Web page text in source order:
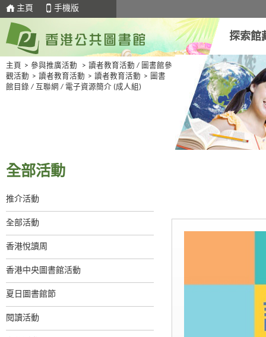
主頁 手機版
探索館
主頁 > 參與推廣活動 > 讀者教育活動 / 圖書館參
觀活動 > 讀者教育活動 > 讀者教育活動 > 圖書
館目錄 / 互聯網 / 電子資源簡介 (成人組)
全部活動
推介活動
全部活動
香港悅讀周
香港中央圖書館活動
夏日圖書館節
閱讀活動